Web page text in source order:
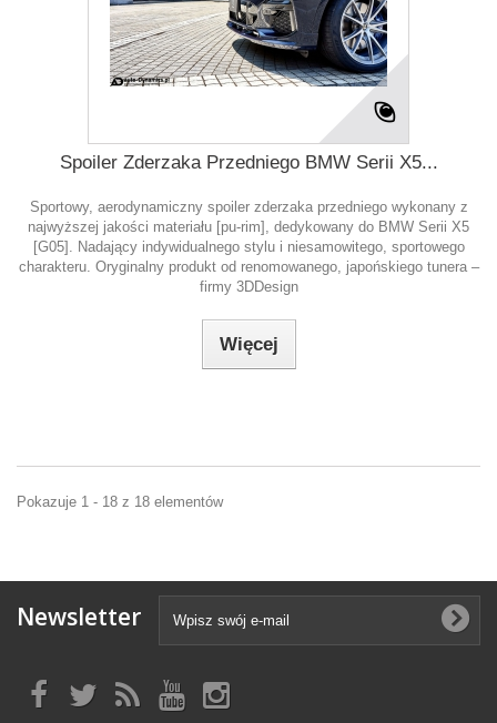
Spoiler Zderzaka Przedniego BMW Serii X5...
Sportowy, aerodynamiczny spoiler zderzaka przedniego wykonany z
najwyższej jakości materiału [pu-rim], dedykowany do BMW Serii X5
[G05]. Nadający indywidualnego stylu i niesamowitego, sportowego
charakteru. Oryginalny produkt od renomowanego, japońskiego tunera –
firmy 3DDesign
Więcej
Pokazuje 1 - 18 z 18 elementów
Newsletter